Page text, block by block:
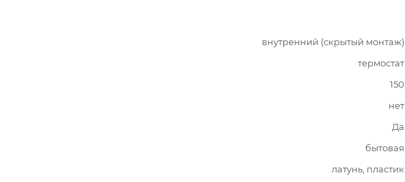
внутренний (скрытый монтаж)
термостат
150
нет
Да
бытовая
латунь, пластик